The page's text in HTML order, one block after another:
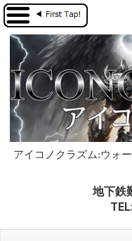
アイコノクラズム:ウォ
地下鉄